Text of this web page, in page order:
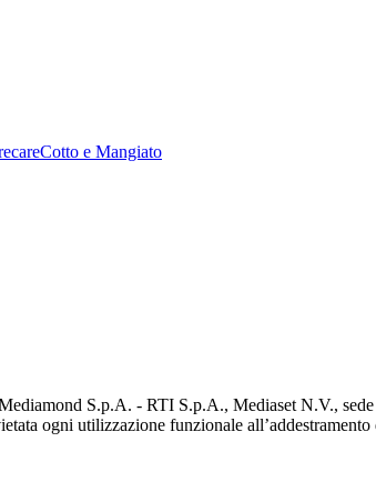
Cotto e Mangiato
S.p.A. - RTI S.p.A., Mediaset N.V., sede
ogni utilizzazione funzionale